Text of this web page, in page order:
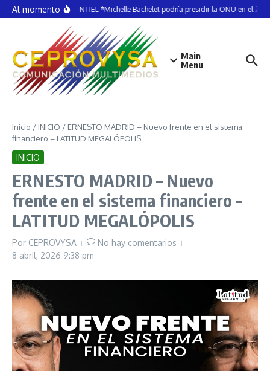
Saltar al contenido
Al momentoELDA MONTIEL *Michelle Bachelet podría presidir la ONU en el
Main
Menu
Inicio / INICIO / ERNESTO MADRID – Nuevo frente en el sistema
financiero – LATITUD MEGALÓPOLIS
INICIO
ERNESTO MADRID – Nuevo
frente en el sistema financiero –
LATITUD MEGALÓPOLIS
Por CEPROVYSA
No hay comentarios
8 abril, 2026 9:38 pm